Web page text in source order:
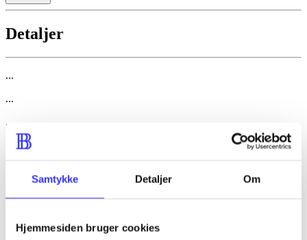
Samtykke Detaljer Om
Hjemmesiden bruger cookies
Detaljer
...
...
...